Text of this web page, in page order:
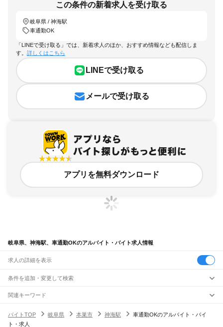
この条件の新着求人を受け取る
岐阜県 / 神海駅
車通勤OK
「LINEで受け取る」では、新着求人のほか、おすすめ情報なども配信しま
す。 詳しくはこちら
LINEで受け取る
メールで受け取る
アプリを無料ダウンロード
岐阜県、神海駅、車通勤OKのアルバイト・バイト求人情報
求人の詳細を表示
条件を追加・変更して検索
市区町村を追加・変更
岐阜県すべて
岐阜市
駅を追加・変更
関連キーワード
バイトTOP
岐阜県 本巣市 神海駅
車通勤OKのアルバイト・バイ
ト・求人